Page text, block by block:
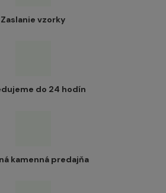
Zaslanie vzorky
do 24 hodín
kamenná predajňa